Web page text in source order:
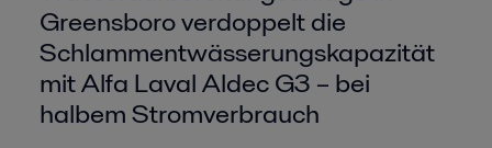
Greensboro verdoppelt die
Schlammentwässerungskapazität
mit Alfa Laval Aldec G3 – bei
halbem Stromverbrauch